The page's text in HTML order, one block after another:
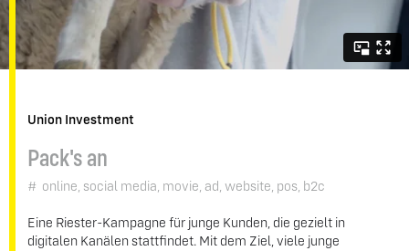
Union Investment
Pack's an
# online, social media, movie, ad, website, pos, b2c
Eine Riester-Kampagne für junge Kunden, die gezielt in
digitalen Kanälen stattfindet. Mit dem Ziel, viele junge